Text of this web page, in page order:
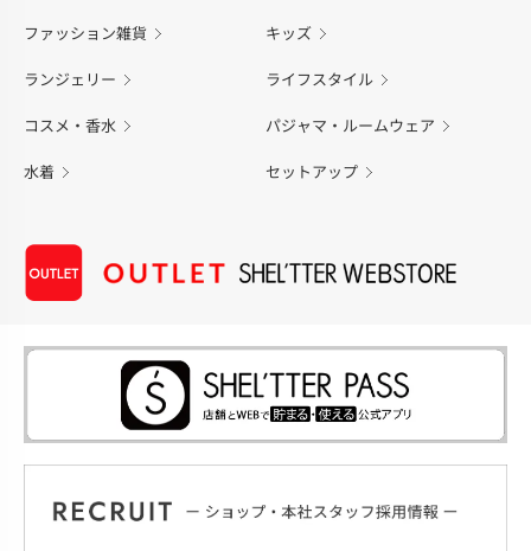
ファッション雑貨 キッズ
ランジェリー ライフスタイル
コスメ・香水 パジャマ・ルームウェア
水着 セットアップ